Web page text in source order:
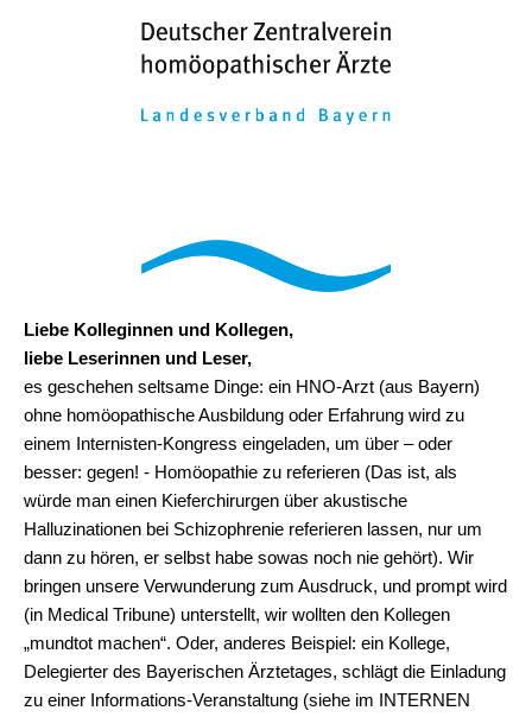
Liebe Kolleginnen und Kollegen,
liebe Leserinnen und Leser,
es geschehen seltsame Dinge: ein HNO-Arzt (aus Bayern)
ohne homöopathische Ausbildung oder Erfahrung wird zu
einem Internisten-Kongress eingeladen, um über – oder
besser: gegen! - Homöopathie zu referieren (Das ist, als
würde man einen Kieferchirurgen über akustische
Halluzinationen bei Schizophrenie referieren lassen, nur um
dann zu hören, er selbst habe sowas noch nie gehört). Wir
bringen unsere Verwunderung zum Ausdruck, und prompt wird
(in Medical Tribune) unterstellt, wir wollten den Kollegen
„mundtot machen“. Oder, anderes Beispiel: ein Kollege,
Delegierter des Bayerischen Ärztetages, schlägt die Einladung
zu einer Informations-Veranstaltung (siehe im INTERNEN